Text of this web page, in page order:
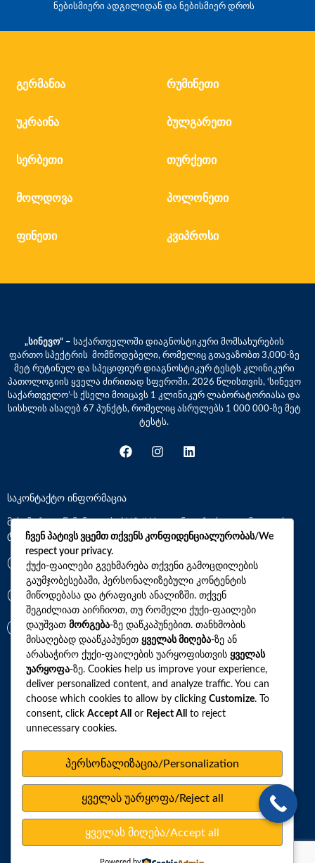
ნებისმიერი ადგილიდან და ნებისმიერ დროს
გერმანია რუმინეთი
უკრაინა ბულგარეთი
სერბეთი თურქეთი
მოლდოვა პოლონეთი
ფინეთი კვიპროსი
„სინევო“ – საქართველოში დიაგნოსტიკური მომსახურების
ფართო სპექტრის მომწოდებელი, რომელიც გთავაზობთ 3,000-ზე
მეტ რუტინულ და სპეციფიურ დიაგნოსტიკურ ტესტს კლინიკური
პათოლოგიის ყველა ძირითად სფეროში. 2026 წლისთვის, ‘სინევო
საქართველო’-ს ქსელი მოიცავს 1 კლინიკურ ლაბორატორიასა და
სისხლის ასაღებ 67 პუნქტს, რომელიც ასრულებს 1 000 000-ზე მეტ
ტესტს.
საკონტაქტო ინფორმაცია
მისამართი: წინანდლის ქ.N9 (N1 კლინიკური საავადმყოფოს
ტერიტორია)
*7770
+(995)32 2 800 111
info@synevo.ge
2021 – 2026 © სინევო. ყველა უფლება დაცულია
ჩვენი აქციები და პროფილები
როგორ მოვემზადოთ ტესტების ჩასაბარებლად
ლაბორატორიული ცენტრები
სარედაქციო პოლიტიკა
ვებსაიტის რუკა
ჩვენ პატივს ვცემთ თქვენს კონფიდენციალურობას/We
respect your privacy.
ქუქი-ფაილები გვეხმარება თქვენი გამოცდილების
გაუმჯობესებაში, პერსონალიზებული კონტენტის
მიწოდებასა და ტრაფიკის ანალიზში. თქვენ
შეგიძლიათ აირჩიოთ, თუ რომელი ქუქი-ფაილები
დაუშვათ მორგება-ზე დაწკაპუნებით. თანხმობის
მისაღებად დააწკაპუნეთ ყველას მიღება-ზე ან
არასაჭირო ქუქი-ფაილების უარყოფისთვის ყველას
უარყოფა-ზე. Cookies help us improve your experience,
deliver personalized content, and analyze traffic. You can
choose which cookies to allow by clicking Customize. To
consent, click Accept All or Reject All
to reject
unnecessary cookies.
პერსონალიზაცია/Personalization
ყველას უარყოფა/Reject all
ყველას მიღება/Accept all